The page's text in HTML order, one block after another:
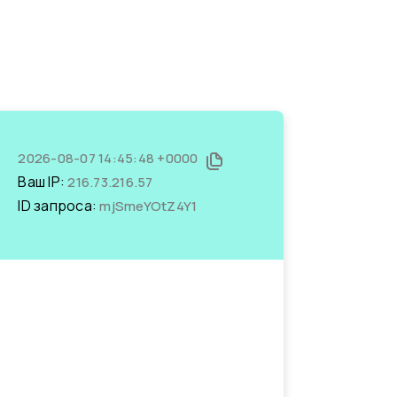
2026-08-07 14:45:48 +0000
Ваш IP:216.73.216.57
ID запроса:mjSmeYOtZ4Y1